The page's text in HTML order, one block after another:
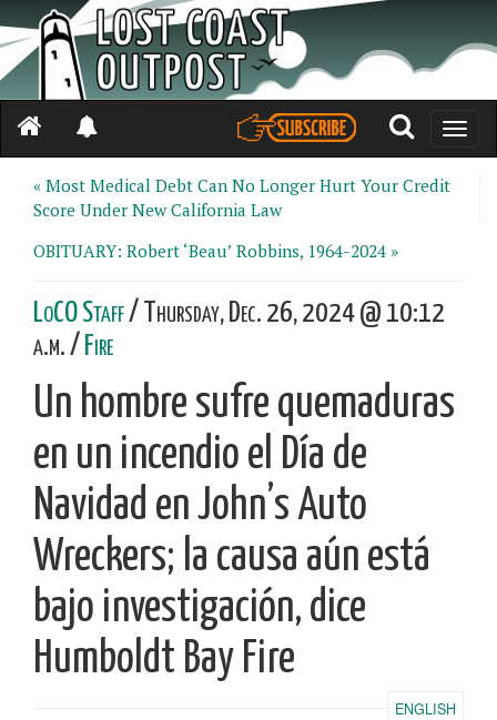
Toggle
« Most Medical Debt Can No Longer Hurt Your Credit
Score Under New California Law
OBITUARY: Robert ‘Beau’ Robbins, 1964-2024 »
LoCO Staff/ Thursday, Dec. 26, 2024 @ 10:12
a.m. / Fire
Un hombre sufre quemaduras
en un incendio el Día de
Navidad en John’s Auto
Wreckers; la causa aún está
bajo investigación, dice
Humboldt Bay Fire
ENGLISH